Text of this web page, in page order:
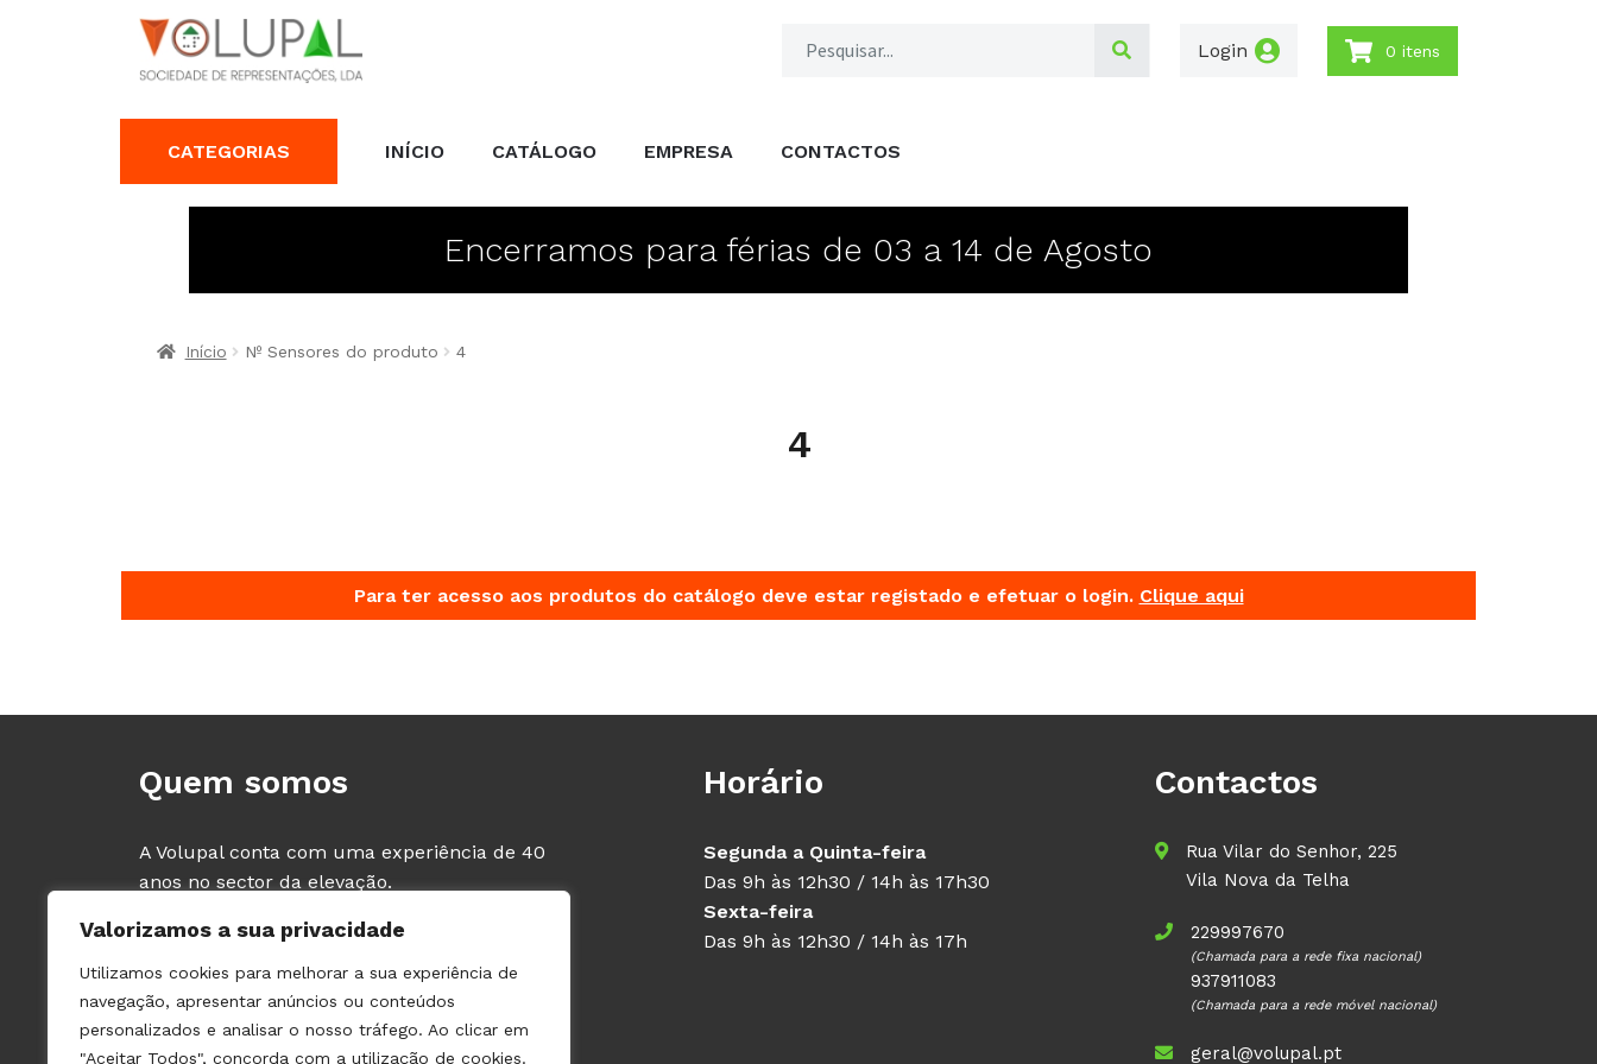
Valorizamos a sua privacidade
Utilizamos cookies para melhorar a sua experiência de
navegação, apresentar anúncios ou conteúdos
personalizados e analisar o nosso tráfego. Ao clicar em
"Aceitar Todos", concorda com a utilização de cookies.
Login 0 itens
CATEGORIAS INÍCIO CATÁLOGO EMPRESA CONTACTOS
Encerramos para férias de 03 a 14 de Agosto
Início Nº Sensores do produto 4
4
Para ter acesso aos produtos do catálogo deve estar registado e efetuar o login. Clique aqui
Quem somos
A Volupal conta com uma experiência de 40
anos no sector da elevação.
fabricantes de Elevadores e Componentes,
tendo como clientes exclusivos os
PROFISSIONAIS deste sector (fabricantes e
instaladores de ascensores).
Horário
Segunda a Quinta-feira
Das 9h às 12h30 / 14h às 17h30
Sexta-feira
Das 9h às 12h30 / 14h às 17h
Contactos
Rua Vilar do Senhor, 225
Vila Nova da Telha
229997670
(Chamada para a rede fixa nacional)
937911083
(Chamada para a rede móvel nacional)
geral@volupal.pt